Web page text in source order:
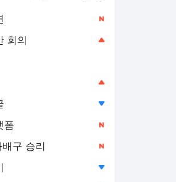
회의
폼
구 승리